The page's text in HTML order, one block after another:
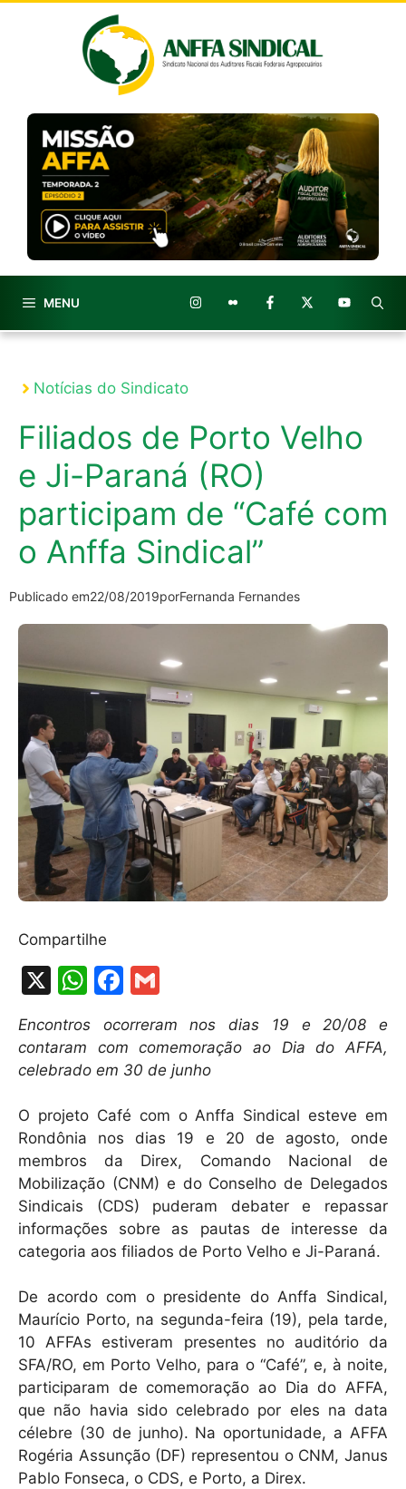
MENU
Notícias do Sindicato
Filiados de Porto Velho
e Ji-Paraná (RO)
participam de “Café com
o Anffa Sindical”
Publicado em22/08/2019porFernanda Fernandes
Compartilhe
X
W
at
s
p
p
F
c
e
o
o
k
ai
l
Encontros ocorreram nos dias 19 e 20/08 e
contaram com comemoração ao Dia do AFFA,
celebrado em 30 de junho
O projeto Café com o Anffa Sindical esteve em
Rondônia nos dias 19 e 20 de agosto, onde
membros da Direx, Comando Nacional de
Mobilização (CNM) e do Conselho de Delegados
Sindicais (CDS) puderam debater e repassar
informações sobre as pautas de interesse da
categoria aos filiados de Porto Velho e Ji-Paraná.
De acordo com o presidente do Anffa Sindical,
Maurício Porto, na segunda-feira (19), pela tarde,
10 AFFAs estiveram presentes no auditório da
SFA/RO, em Porto Velho, para o “Café”, e, à noite,
participaram de comemoração ao Dia do AFFA,
que não havia sido celebrado por eles na data
célebre (30 de junho). Na oportunidade, a AFFA
Rogéria Assunção (DF) representou o CNM, Janus
Pablo Fonseca, o CDS, e Porto, a Direx.